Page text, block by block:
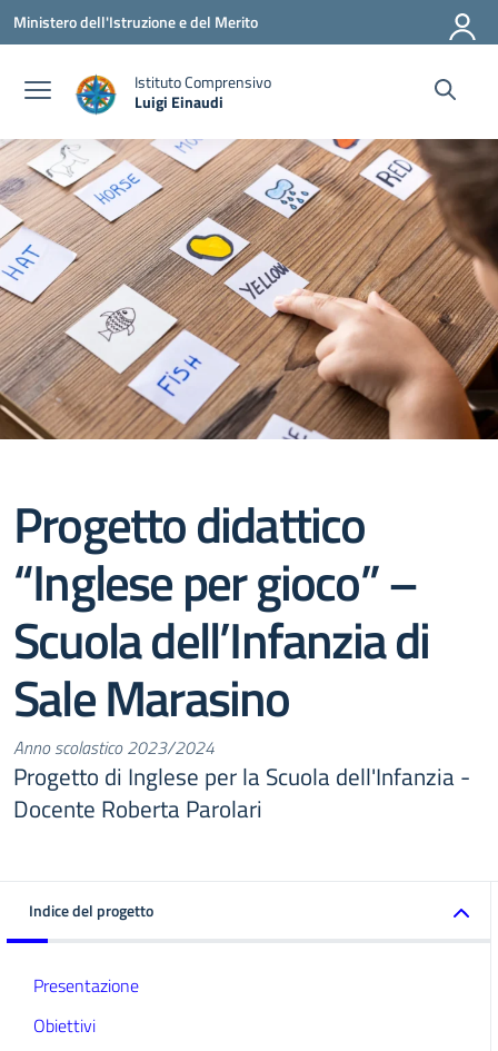
Vai ai contenuti
Vai al menu di navigazione
Vai al footer
Ministero dell'Istruzione e del Merito
Istituto Comprensivo
Luigi Einaudi
— Visita la pagina iniziale della scuola
Progetto didattico
“Inglese per gioco” –
Scuola dell’Infanzia di
Sale Marasino
Anno scolastico 2023/2024
Progetto di Inglese per la Scuola dell'Infanzia -
Docente Roberta Parolari
Indice del progetto
Presentazione
Obiettivi